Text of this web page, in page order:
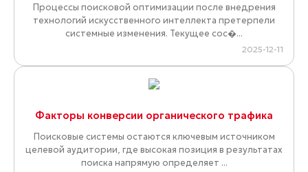
Процессы поисковой оптимизации после внедрения
технологий искусственного интеллекта претерпели
системные изменения. Текущее сос�...
2025-12-11
Факторы конверсии органического трафика
Поисковые системы остаются ключевым источником
целевой аудитории, где высокая позиция в результатах
поиска напрямую определяет ...